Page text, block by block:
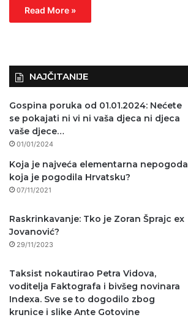
Read More »
NAJČITANIJE
Gospina poruka od 01.01.2024: Nećete
se pokajati ni vi ni vaša djeca ni djeca
vaše djece…
01/01/2024
Koja je najveća elementarna nepogoda
koja je pogodila Hrvatsku?
07/11/2021
Raskrinkavanje: Tko je Zoran Šprajc ex
Jovanović?
29/11/2023
Taksist nokautirao Petra Vidova,
voditelja Faktografa i bivšeg novinara
Indexa. Sve se to dogodilo zbog
krunice i slike Ante Gotovine